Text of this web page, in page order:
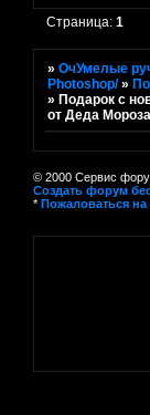
Страница:1
»ОчУмелые
Photoshop/ »
»Подарок с
от Деда Мороза
© 2000 Сервис
Создать форум
* Пожаловаться